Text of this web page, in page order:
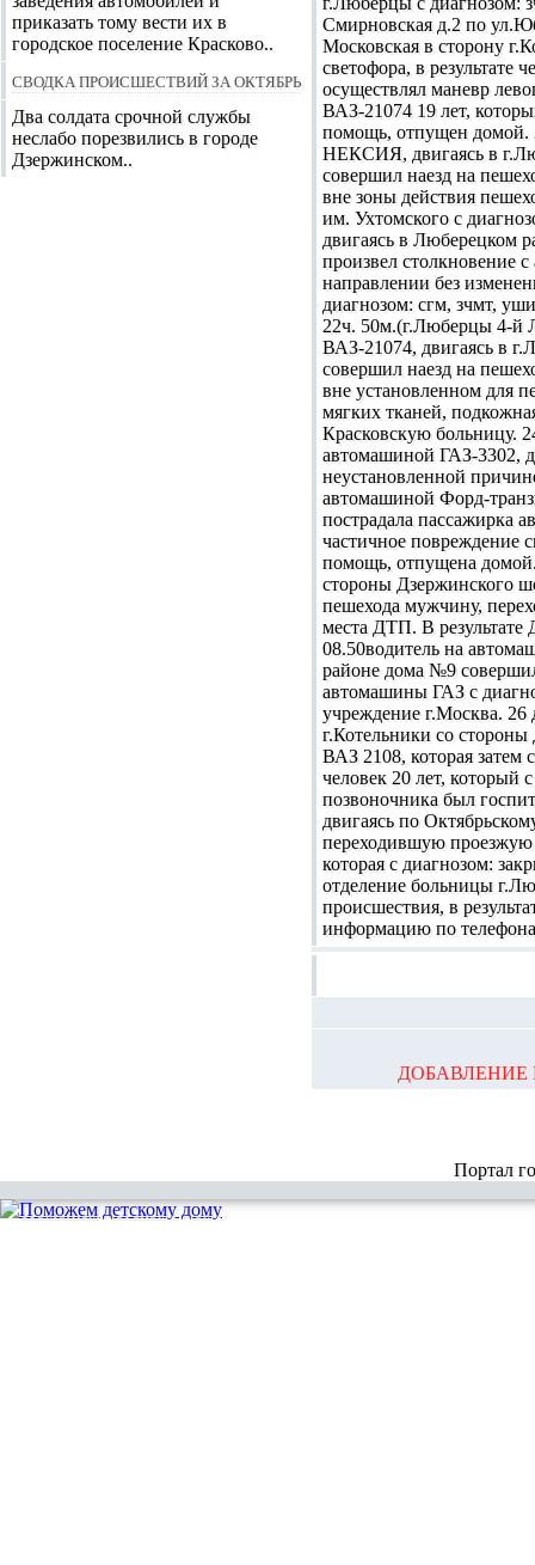
Смирновская д.2 по
Московская в сторону
светофора, в
осуществлял маневр
ВАЗ-21074 19 лет,
помощь, отпущен домой.
НЕКСИЯ, двигаясь в
совершил наезд на
вне зоны действия
им. Ухтомского с
двигаясь в Люберецком
произвел столкновение
направлении без
диагнозом: сгм, зчмт,
22ч. 50м.(г.Люберцы 4-й
ВАЗ-21074, двигаясь в
совершил наезд на
вне установленном для
мягких тканей,
Красковскую больницу.
автомашиной ГАЗ-3302,
неустановленной
автомашиной Форд-
пострадала пассажирка
частичное повреждение
помощь, отпущена
стороны Дзержинского
пешехода мужчину,
места ДТП. В результате
08.50водитель на
районе дома №9
автомашины ГАЗ с
учреждение г.Москва.
г.Котельники со
ВАЗ 2108, которая затем
человек 20 лет, который
позвоночника был
двигаясь по
переходившую проезжую
которая с диагнозом:
отделение больницы
происшествия, в
информацию по
ДОБАВЛЕНИЕ
приказать тому вести их в
городское поселение Красково..
Сводка происшествий за октябрь
Два солдата срочной службы
неслабо порезвились в городе
Дзержинском..
Портал